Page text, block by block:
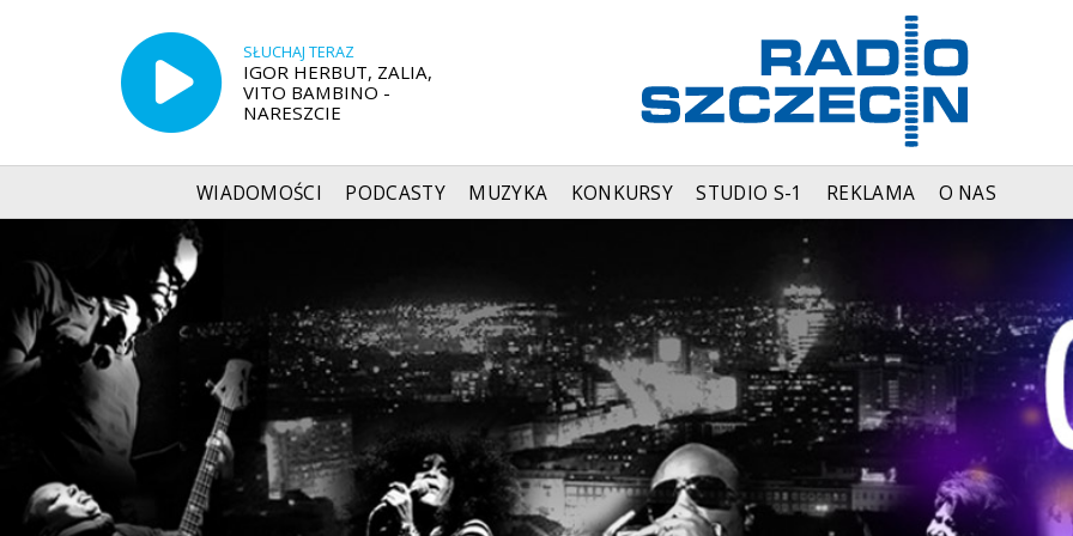
SŁUCHAJ TERAZ
IGOR HERBUT, ZALIA,
VITO BAMBINO -
NARESZCIE
WIADOMOŚCI PODCASTY MUZYKA KONKURSY STUDIO S-1 REKLAMA O NAS